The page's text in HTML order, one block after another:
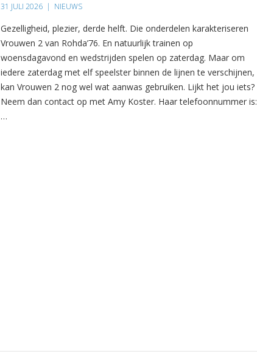
31 JULI 2026 | NIEUWS
Gezelligheid, plezier, derde helft. Die onderdelen karakteriseren
Vrouwen 2 van Rohda’76. En natuurlijk trainen op
woensdagavond en wedstrijden spelen op zaterdag. Maar om
iedere zaterdag met elf speelster binnen de lijnen te verschijnen,
kan Vrouwen 2 nog wel wat aanwas gebruiken. Lijkt het jou iets?
Neem dan contact op met Amy Koster. Haar telefoonnummer is:
…